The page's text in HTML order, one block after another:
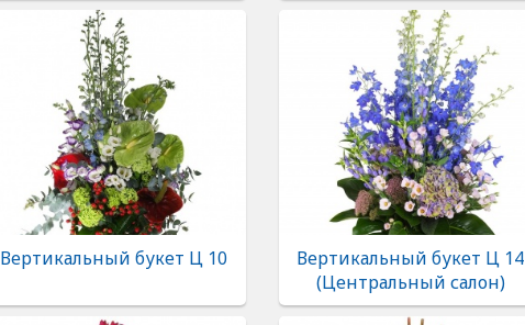
Вертикальный букет Ц 10
Вертикальный букет Ц 14
(Центральный салон)